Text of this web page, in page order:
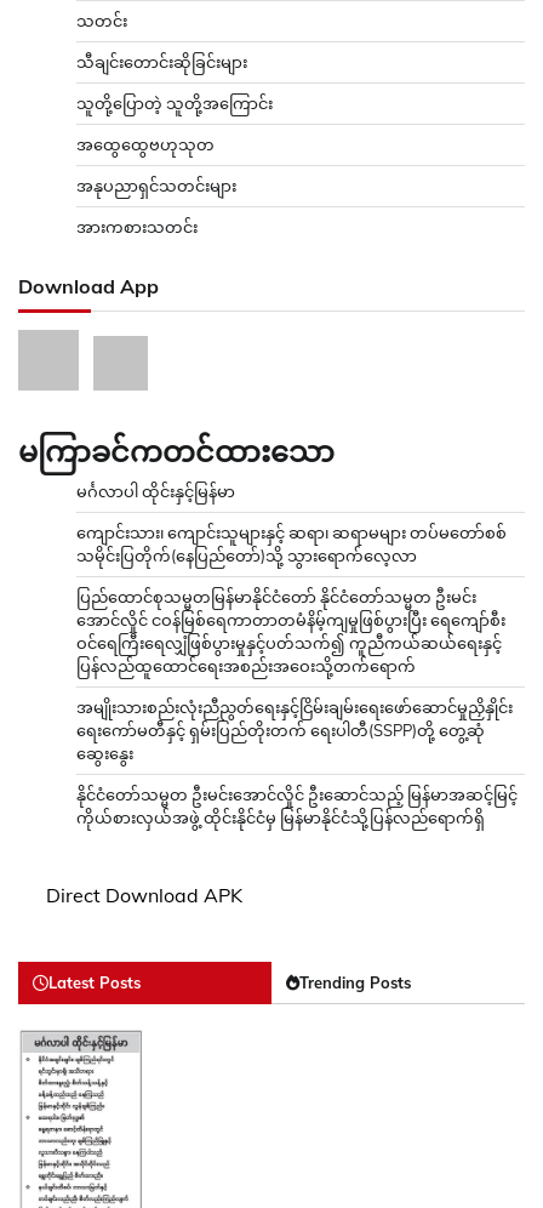
သတင်း
သီချင်းတောင်းဆိုခြင်းများ
သူတို့ပြောတဲ့ သူတို့အကြောင်း
အထွေထွေဗဟုသုတ
အနုပညာရှင်သတင်းများ
အားကစားသတင်း
Download App
မကြာခင်ကတင်ထားသော
မင်္ဂလာပါ ထိုင်းနှင့်မြန်မာ
ကျောင်းသား၊ ကျောင်းသူများနှင့် ဆရာ၊ ဆရာမများ တပ်မတော်စစ်
သမိုင်းပြတိုက်(နေပြည်တော်)သို့ သွားရောက်လေ့လာ
ပြည်ထောင်စုသမ္မတမြန်မာနိုင်ငံတော် နိုင်ငံတော်သမ္မတ ဦးမင်း
အောင်လှိုင် ငဝန်မြစ်ရေကာတာတမံနိမ့်ကျမှုဖြစ်ပွားပြီး ရေကျော်စီး
ဝင်ရေကြီးရေလျှံဖြစ်ပွားမှုနှင့်ပတ်သက်၍ ကူညီကယ်ဆယ်ရေးနှင့်
ပြန်လည်ထူထောင်ရေးအစည်းအဝေးသို့တက်ရောက်
အမျိုးသားစည်းလုံးညီညွတ်ရေးနှင့်ငြိမ်းချမ်းရေးဖော်ဆောင်မှုညှိနှိုင်း
ရေးကော်မတီနှင့် ရှမ်းပြည်တိုးတက် ရေးပါတီ(SSPP)တို့ တွေ့ဆုံ
ဆွေးနွေး
နိုင်ငံတော်သမ္မတ ဦးမင်းအောင်လှိုင် ဦးဆောင်သည့် မြန်မာအဆင့်မြင့်
ကိုယ်စားလှယ်အဖွဲ့ ထိုင်းနိုင်ငံမှ မြန်မာနိုင်ငံသို့ပြန်လည်ရောက်ရှိ
Direct Download APK
Latest Posts Trending Posts